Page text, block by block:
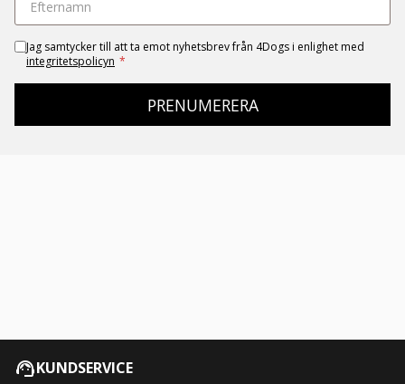
Jag samtycker till att ta emot nyhetsbrev från 4Dogs i enlighet med
integritetspolicyn *
PRENUMERERA
KUNDSERVICE